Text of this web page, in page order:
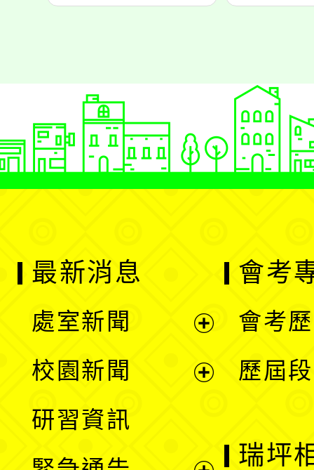
最新消息
處室新聞
校園新聞
研習資訊
會考
會考
歷屆
瑞坪